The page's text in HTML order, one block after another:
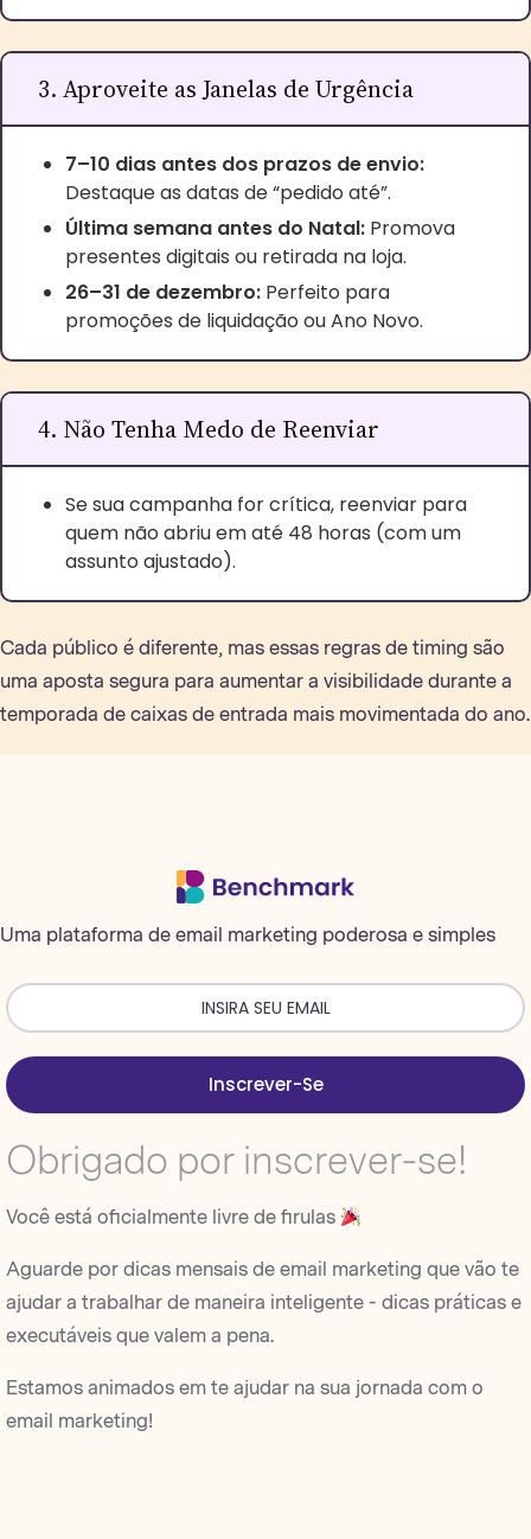
3. Aproveite as Janelas de Urgência
7–10 dias antes dos prazos de envio:
Destaque as datas de “pedido até”.
Última semana antes do Natal: Promova
presentes digitais ou retirada na loja.
26–31 de dezembro: Perfeito para
promoções de liquidação ou Ano Novo.
4. Não Tenha Medo de Reenviar
Se sua campanha for crítica, reenviar para
quem não abriu em até 48 horas (com um
assunto ajustado).
Cada público é diferente, mas essas regras de timing são
uma aposta segura para aumentar a visibilidade durante a
temporada de caixas de entrada mais movimentada do ano.
Uma plataforma de email marketing poderosa e simples
Inscrever-Se
Obrigado por inscrever-se!
Você está oficialmente livre de firulas
Aguarde por dicas mensais de email marketing que vão te
ajudar a trabalhar de maneira inteligente - dicas práticas e
executáveis que valem a pena.
Estamos animados em te ajudar na sua jornada com o
email marketing!